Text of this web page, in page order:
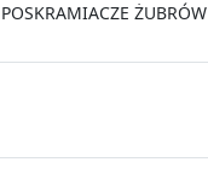
POSKRAMIACZE ŻUBRÓW